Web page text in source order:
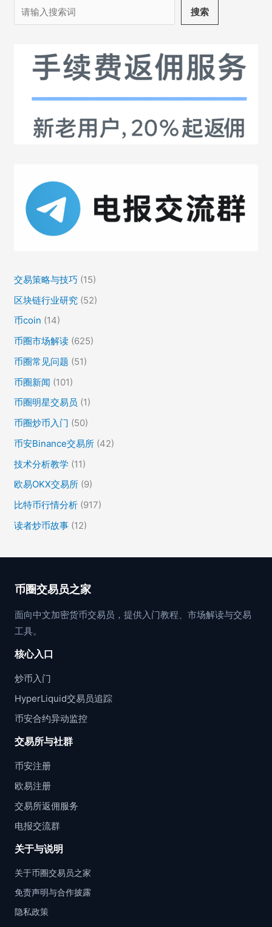
币
购
特
币
等
加
货
币
搜
索
搜索
交易策略与技巧 (15)
区块链行业研究 (52)
币coin (14)
币圈市场解读 (625)
币圈常见问题 (51)
币圈新闻 (101)
币圈明星交易员 (1)
币圈炒币入门 (50)
币安Binance交易所 (42)
技术分析教学 (11)
欧易OKX交易所 (9)
比特币行情分析 (917)
读者炒币故事 (12)
币圈交易员之家
面向中文加密货币交易员，提供入门教程、市场解读与交易
工具。
核心入口
炒币入门
HyperLiquid交易员追踪
币安合约异动监控
交易所与社群
币安注册
欧易注册
交易所返佣服务
电报交流群
关于与说明
关于币圈交易员之家
免责声明与合作披露
隐私政策